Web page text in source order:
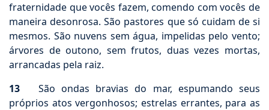
fraternidade que vocês fazem, comendo com vocês de
maneira desonrosa. São pastores que só cuidam de si
mesmos. São nuvens sem água, impelidas pelo vento;
árvores de outono, sem frutos, duas vezes mortas,
arrancadas pela raiz.
13 São ondas bravias do mar, espumando seus
próprios atos vergonhosos; estrelas errantes, para as